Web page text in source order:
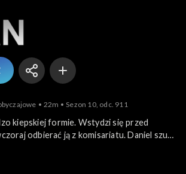
22m Sezon 10, odc. 911
kiepskiej formie. Wstydzi się przed
odbierać ją z komisariatu. Daniel szuka
przez ojczyma Błażej spotyka się z